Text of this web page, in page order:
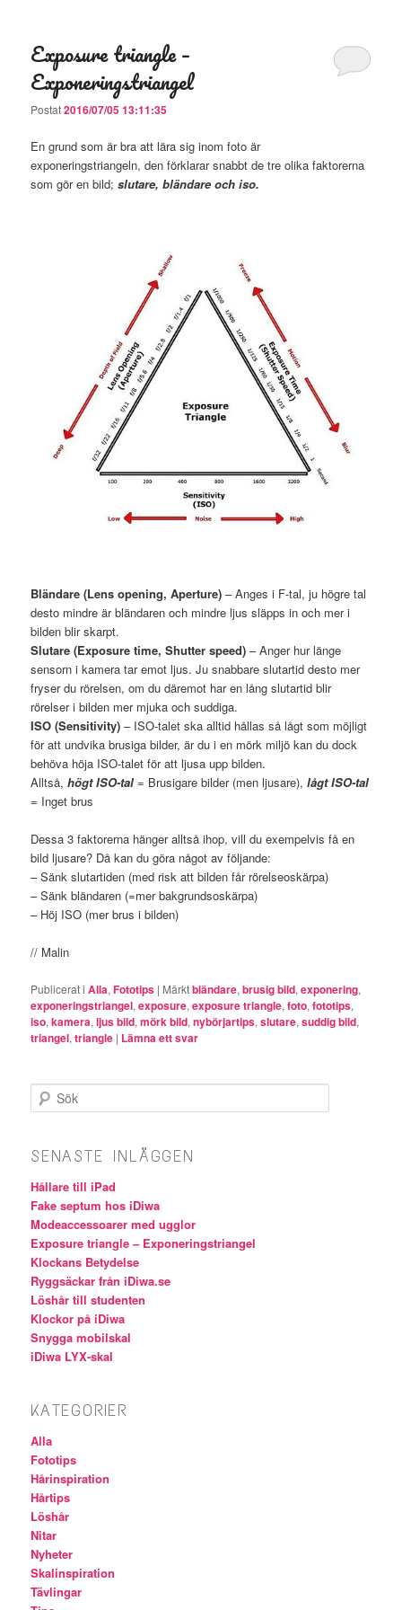
Exposure triangle –
Exponeringstriangel
Postat2016/07/05 13:11:35
En grund som är bra att lära sig inom foto är
exponeringstriangeln, den förklarar snabbt de tre olika faktorerna
som gör en bild;slutare, bländare och iso.
Bländare (Lens opening, Aperture) – Anges i F-tal, ju högre tal
desto mindre är bländaren och mindre ljus släpps in och mer i
bilden blir skarpt.
Slutare (Exposure time, Shutter speed) – Anger hur länge
sensorn i kamera tar emot ljus. Ju snabbare slutartid desto mer
fryser du rörelsen, om du däremot har en lång slutartid blir
rörelser i bilden mer mjuka och suddiga.
ISO (Sensitivity) – ISO-talet ska alltid hållas så lågt som möjligt
för att undvika brusiga bilder, är du i en mörk miljö kan du dock
behöva höja ISO-talet för att ljusa upp bilden.
Alltså,högt ISO-tal = Brusigare bilder (men ljusare), lågt ISO-tal
= Inget brus
Dessa 3 faktorerna hänger alltså ihop, vill du exempelvis få en
bild ljusare? Då kan du göra något av följande:
– Sänk slutartiden (med risk att bilden får rörelseoskärpa)
– Sänk bländaren (=mer bakgrundsoskärpa)
– Höj ISO (mer brus i bilden)
// Malin
Publicerat i Alla,Fototips | Märktbländare,brusig bild,exponering,
exponeringstriangel,exposure,exposure triangle,foto,fototips,
iso,kamera,ljus bild,mörk bild,nybörjartips,slutare,suddig bild,
triangel,triangle | Lämna ett svar
Sök
SENASTE INLÄGGEN
Hållare till iPad
Fake septum hos iDiwa
Modeaccessoarer med ugglor
Exposure triangle – Exponeringstriangel
Klockans Betydelse
Ryggsäckar från iDiwa.se
Löshår till studenten
Klockor på iDiwa
Snygga mobilskal
iDiwa LYX-skal
KATEGORIER
Alla
Fototips
Hårinspiration
Hårtips
Löshår
Nitar
Nyheter
Skalinspiration
Tävlingar